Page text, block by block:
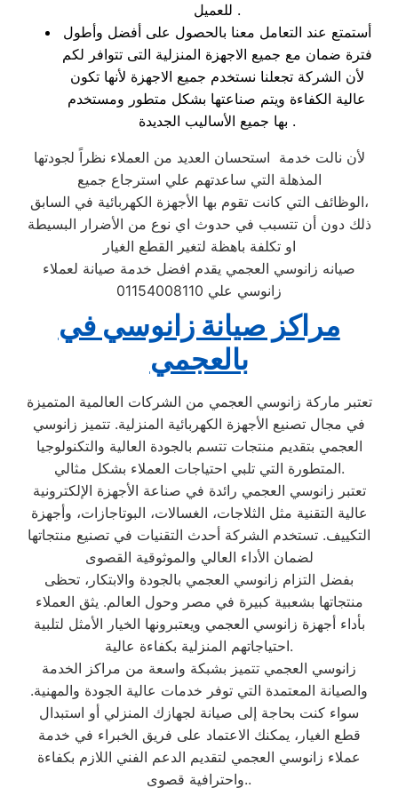
للعميل .
أستمتع عند التعامل معنا بالحصول على أفضل وأطول
فترة ضمان مع جميع الاجهزة المنزلية التى تتوافر لكم
لأن الشركة تجعلنا نستخدم جميع الاجهزة لأنها تكون
عالية الكفاءة ويتم صناعتها بشكل متطور ومستخدم
بها جميع الأساليب الجديدة .
لأن نالت خدمة استحسان العديد من العملاء نظراً لجودتها
المذهلة التي ساعدتهم علي استرجاع جميع
الوظائف التي كانت تقوم بها الأجهزة الكهربائية في السابق،
ذلك دون أن تتسبب في حدوث اي نوع من الأضرار البسيطة
او تكلفة باهظة لتغير القطع الغيار
صيانه زانوسي العجمي يقدم افضل خدمة صيانة لعملاء
زانوسي علي 01154008110
مراكز صيانة زانوسي في
بالعجمي
تعتبر ماركة زانوسي العجمي من الشركات العالمية المتميزة
في مجال تصنيع الأجهزة الكهربائية المنزلية. تتميز زانوسي
العجمي بتقديم منتجات تتسم بالجودة العالية والتكنولوجيا
المتطورة التي تلبي احتياجات العملاء بشكل مثالي.
تعتبر زانوسي العجمي رائدة في صناعة الأجهزة الإلكترونية
عالية التقنية مثل الثلاجات، الغسالات، البوتاجازات، وأجهزة
التكييف. تستخدم الشركة أحدث التقنيات في تصنيع منتجاتها
لضمان الأداء العالي والموثوقية القصوى
بفضل التزام زانوسي العجمي بالجودة والابتكار، تحظى
منتجاتها بشعبية كبيرة في مصر وحول العالم. يثق العملاء
بأداء أجهزة زانوسي العجمي ويعتبرونها الخيار الأمثل لتلبية
احتياجاتهم المنزلية بكفاءة عالية.
زانوسي العجمي تتميز بشبكة واسعة من مراكز الخدمة
والصيانة المعتمدة التي توفر خدمات عالية الجودة والمهنية.
سواء كنت بحاجة إلى صيانة لجهازك المنزلي أو استبدال
قطع الغيار، يمكنك الاعتماد على فريق الخبراء في خدمة
عملاء زانوسي العجمي لتقديم الدعم الفني اللازم بكفاءة
واحترافية قصوى..